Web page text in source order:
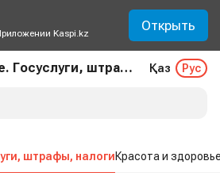
Kaspi.kz Открыть
Услуги к оплате. Госуслуги, штрафы, налоги Қаз Рус
штрафы, налогиКрасота и